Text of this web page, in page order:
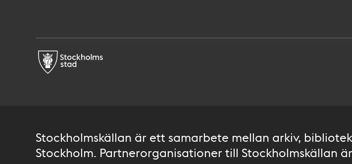
Stockholmskällan är ett samarbete mellan arkiv,
Stockholm. Partnerorganisationer till Stockholmskällan